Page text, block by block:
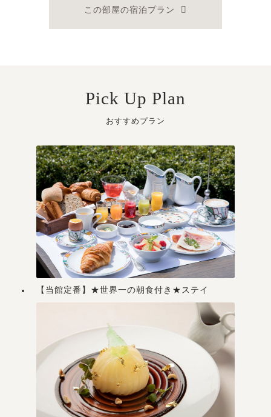
この部屋の宿泊プラン
Pick Up Plan
おすすめプラン
【当館定番】★世界一の朝食付き★ステイ